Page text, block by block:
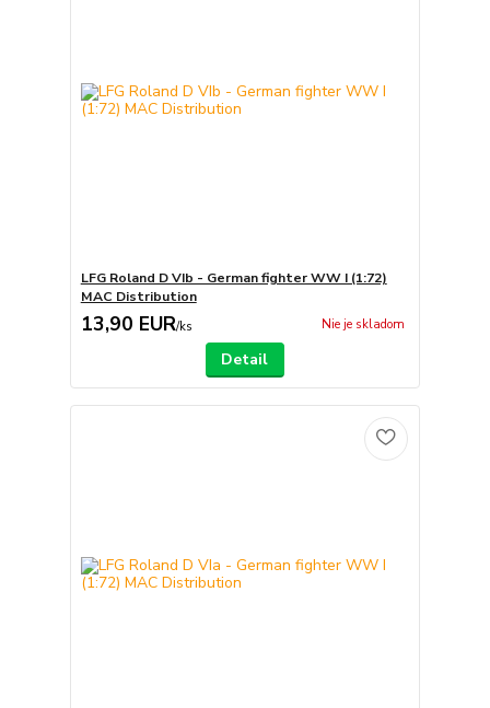
LFG Roland D VIb - German fighter WW I (1:72)
MAC Distribution
13,90 EUR/ks Nie je skladom
Detail